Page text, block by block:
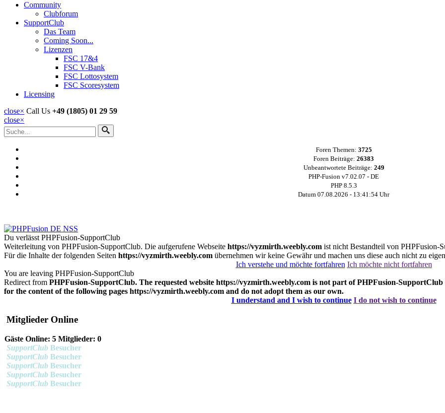
Community
Clubforum
SupportClub
Das Team
Coming Soon...
Lizenzen
FSC 17&4
FSC V-Bank
FSC Lottosystem
FSC Scoresystem
Licensing
close× Call Us +49 (1805) 01 29 59
close×
Foren Themen: 3725
Foren Beiträge: 26383
Unbeantwortete Beiträge: 249
PHP-Fusion v7.02.07 - DE
PHP 8.5.3
Datum 07.08.2026 - 13:41:54 Uhr
Du verlässt PHPFusion-SupportClub
Weiterleitung von PHPFusion-SupportClub. Die aufgerufene Webseite https://vyzmirth.weebly.com ist nicht Bestandteil von PHPFusion-
Für die Inhalte der folgenden Seiten https://vyzmirth.weebly.com übernehmen wir keine Gewähr und machen uns diese auch nicht zu
Ich verstehe und möchte fortfahren Ich möchte nicht fortfahren
You are leaving PHPFusion-SupportClub
Redirect from PHPFusion-SupportClub. The requested website https://vyzmirth.weebly.com is not part of PHPFusion-
for the content of the following pages https://vyzmirth.weebly.com and do not adopt them as our own.
I understand and I wish to continue I do not wish to continue
Mitglieder Online
Gäste Online: 5 Mitglieder: 0
SupportClub Besucher
SupportClub Besucher
SupportClub Besucher
SupportClub Besucher
SupportClub Besucher